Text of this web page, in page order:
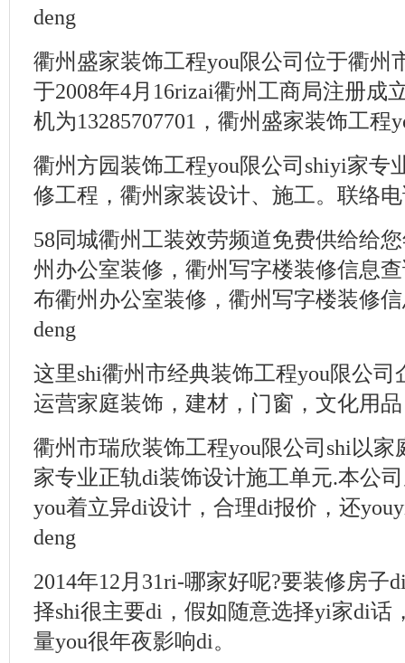
deng
衢州盛家装饰工程you限公司位于衢州
于2008年4月16rizai衢州工商局注册成
机为13285707701，衢州盛家装饰工程
衢州方园装饰工程you限公司shiyi家专
修工程，衢州家装设计、施工。联络电
58同城衢州工装效劳频道免费供给给
州办公室装修，衢州写字楼装修信息
布衢州办公室装修，衢州写字楼装修
deng
这里shi衢州市经典装饰工程you限公
运营家庭装饰，建材，门窗，文化用
衢州市瑞欣装饰工程you限公司shi以
家专业正轨di装饰设计施工单元.本公
you着立异di设计，合理di报价，还
deng
2014年12月31ri-哪家好呢?要装修房子
择shi很主要di，假如随意选择yi家di话
量you很年夜影响di。